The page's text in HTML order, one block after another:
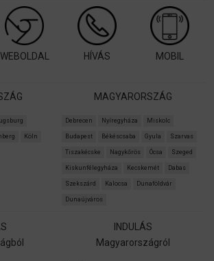
WEBOLDAL HÍVÁS MOBIL
MAGYARORSZÁG
Köln
Debrecen Nyíregyháza Miskolc
Budapest Békéscsaba Gyula Szarvas
Tiszakécske Nagykőrös Ócsa Szeged
Kiskunfélegyháza Kecskemét Dabas
Szekszárd Kalocsa Dunaföldvár
Dunaújváros
INDULÁS
Magyarországról